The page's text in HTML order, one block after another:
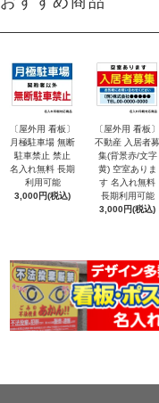
〔屋外用 看板〕
月極駐車場 無断
駐車禁止 禁止
名入れ無料 長期
利用可能
3,000円(税込)
〔屋外用 看板〕
不動産 入居者募
集(背景赤/文字
黄) 空室ありま
す 名入れ無料
長期利用可能
3,000円(税込)